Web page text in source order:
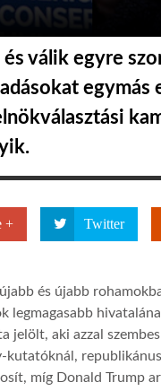
válik egyre
egymás
+ Twitter
és újabb
legmagasabb
jelölt, aki azzal
kutatóknál,
míg Donald Trump